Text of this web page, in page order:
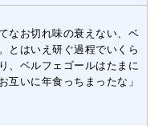
なお切れ味の衰えない、ベ
とはいえ研ぐ過程でいくら
、ベルフェゴールはたまに
互いに年食っちまったな」